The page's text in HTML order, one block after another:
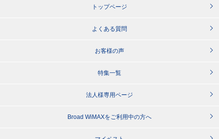
トップページ
よくある質問
お客様の声
特集一覧
法人様専用ページ
Broad WiMAXをご利用中の方へ